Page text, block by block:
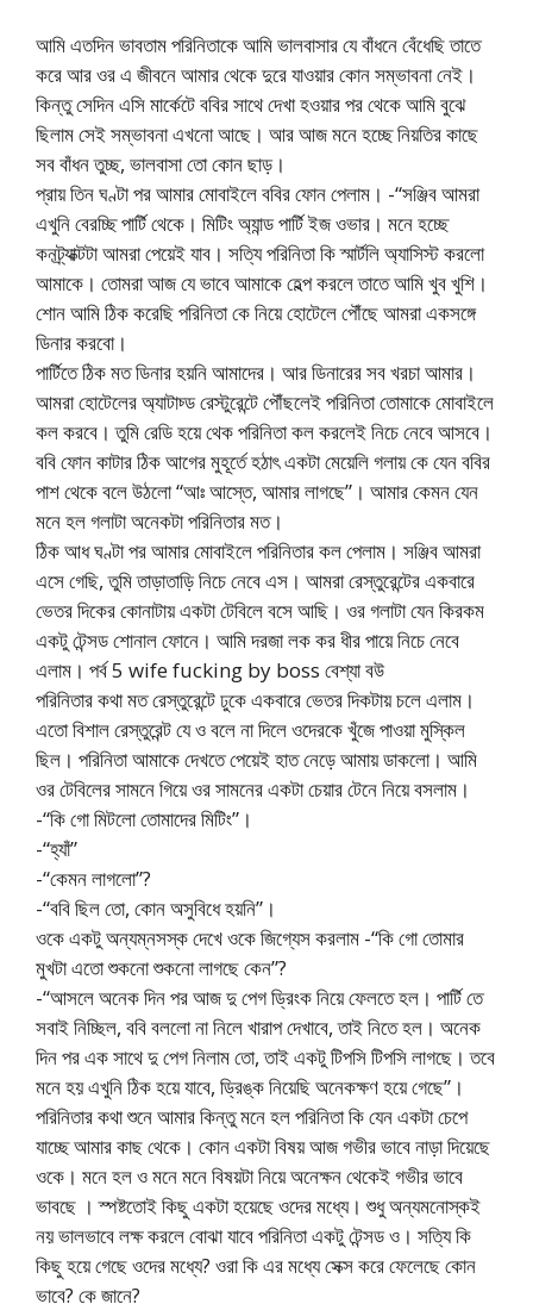
আমি এতদিন ভাবতাম পরিনিতাকে আমি ভালবাসার যে বাঁধনে বেঁধেছি তাতে
করে আর ওর এ জীবনে আমার থেকে দুরে যাওয়ার কোন সম্ভাবনা নেই।
কিন্তু সেদিন এসি মার্কেটে ববির সাথে দেখা হওয়ার পর থেকে আমি বুঝে
ছিলাম সেই সম্ভাবনা এখনো আছে। আর আজ মনে হচ্ছে নিয়তির কাছে
সব বাঁধন তুচ্ছ, ভালবাসা তো কোন ছাড়।
প্রায় তিন ঘণ্টা পর আমার মোবাইলে ববির ফোন পেলাম। -“সঞ্জিব আমরা
এখুনি বেরচ্ছি পার্টি থেকে। মিটিং অ্যান্ড পার্টি ইজ ওভার। মনে হচ্ছে
কনট্র্যাক্টটা আমরা পেয়েই যাব। সত্যি পরিনিতা কি স্মার্টলি অ্যাসিস্ট করলো
আমাকে। তোমরা আজ যে ভাবে আমাকে হেল্প করলে তাতে আমি খুব খুশি।
শোন আমি ঠিক করেছি পরিনিতা কে নিয়ে হোটেলে পৌঁছে আমরা একসঙ্গে
ডিনার করবো।
পার্টিতে ঠিক মত ডিনার হয়নি আমাদের। আর ডিনারের সব খরচা আমার।
আমরা হোটেলের অ্যাটাচ্ড রেস্টুরেন্টে পৌঁছলেই পরিনিতা তোমাকে মোবাইলে
কল করবে। তুমি রেডি হয়ে থেক পরিনিতা কল করলেই নিচে নেবে আসবে।
ববি ফোন কাটার ঠিক আগের মুহূর্তে হঠাৎ একটা মেয়েলি গলায় কে যেন ববির
পাশ থেকে বলে উঠলো “আঃ আস্তে, আমার লাগছে”। আমার কেমন যেন
মনে হল গলাটা অনেকটা পরিনিতার মত।
ঠিক আধ ঘণ্টা পর আমার মোবাইলে পরিনিতার কল পেলাম। সঞ্জিব আমরা
এসে গেছি, তুমি তাড়াতাড়ি নিচে নেবে এস। আমরা রেস্তুরেন্টের একবারে
ভেতর দিকের কোনাটায় একটা টেবিলে বসে আছি। ওর গলাটা যেন কিরকম
একটু টেন্সড শোনাল ফোনে। আমি দরজা লক কর ধীর পায়ে নিচে নেবে
এলাম। পর্ব 5 wife fucking by boss বেশ্যা বউ
পরিনিতার কথা মত রেস্তুরেন্টে ঢুকে একবারে ভেতর দিকটায় চলে এলাম।
এতো বিশাল রেস্তুরেন্ট যে ও বলে না দিলে ওদেরকে খুঁজে পাওয়া মুস্কিল
ছিল। পরিনিতা আমাকে দেখতে পেয়েই হাত নেড়ে আমায় ডাকলো। আমি
ওর টেবিলের সামনে গিয়ে ওর সামনের একটা চেয়ার টেনে নিয়ে বসলাম।
-“কি গো মিটলো তোমাদের মিটিং”।
-“হ্যাঁ”
-“কেমন লাগলো”?
-“ববি ছিল তো, কোন অসুবিধে হয়নি”।
ওকে একটু অন্যম্নসস্ক দেখে ওকে জিগ্যেস করলাম -“কি গো তোমার
মুখটা এতো শুকনো শুকনো লাগছে কেন”?
-“আসলে অনেক দিন পর আজ দু পেগ ড্রিংক নিয়ে ফেলতে হল। পার্টি তে
সবাই নিচ্ছিল, ববি বললো না নিলে খারাপ দেখাবে, তাই নিতে হল। অনেক
দিন পর এক সাথে দু পেগ নিলাম তো, তাই একটু টিপসি টিপসি লাগছে। তবে
মনে হয় এখুনি ঠিক হয়ে যাবে, ড্রিঙ্ক নিয়েছি অনেকক্ষণ হয়ে গেছে”।
পরিনিতার কথা শুনে আমার কিন্তু মনে হল পরিনিতা কি যেন একটা চেপে
যাচ্ছে আমার কাছ থেকে। কোন একটা বিষয় আজ গভীর ভাবে নাড়া দিয়েছে
ওকে। মনে হল ও মনে মনে বিষয়টা নিয়ে অনেক্ষন থেকেই গভীর ভাবে
ভাবছে । স্পষ্টতোই কিছু একটা হয়েছে ওদের মধ্যে। শুধু অন্যমনোস্কই
নয় ভালভাবে লক্ষ করলে বোঝা যাবে পরিনিতা একটু টেন্সড ও। সত্যি কি
কিছু হয়ে গেছে ওদের মধ্যে? ওরা কি এর মধ্যে সেক্স করে ফেলেছে কোন
ভাবে? কে জানে?